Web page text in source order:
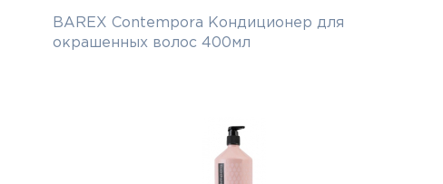
BAREX Contempora Кондиционер для
окрашенных волос 400мл